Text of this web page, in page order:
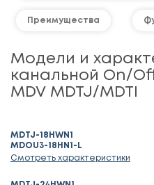
Преимущества
Модели и
канальной On/
MDV MDTJ/MDTI
MDTJ-18HWN1
MDOU3-18HN1-L
Смотреть характеристики